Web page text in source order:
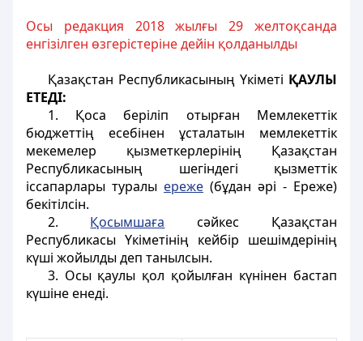
Осы редакция 2018 жылғы 29 желтоқсанда
енгізілген өзгерістеріне дейін қолданылды
Қазақстан Республикасының Yкіметі ҚАУЛЫ
ЕТЕДІ:
1. Қоса берiлiп отырған Мемлекеттік
бюджеттiң есебiнен ұсталатын мемлекеттік
мекемелер қызметкерлерiнiң Қазақстан
Республикасының шегіндегі қызметтiк
iссапарлары туралы ереже (бұдан әрi - Ереже)
бекітілсiн.
2. Қосымшаға сәйкес Қазақстан
Республикасы Үкіметінiң кейбір шешiмдерiнiң
күшi жойылды деп танылсын.
3. Осы қаулы қол қойылған күнiнен бастап
күшіне енедi.